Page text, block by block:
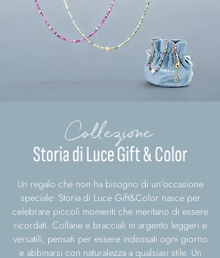
Collezione
Storia di Luce Gift & Color
Un regalo che non ha bisogno di un’occasione
speciale: Storia di Luce Gift&Color nasce per
celebrare piccoli momenti che meritano di essere
ricordati. Collane e bracciali in argento leggeri e
versatili, pensati per essere indossati ogni giorno
e abbinarsi con naturalezza a qualsiasi stile. Un